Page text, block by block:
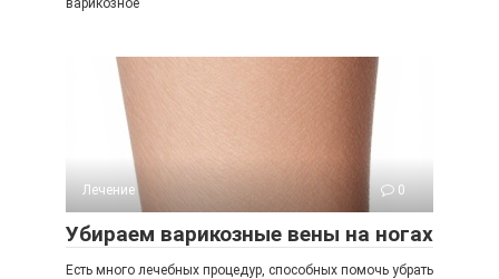
варикозное
Лечение 0
Убираем варикозные вены на ногах
Есть много лечебных процедур, способных помочь убрать